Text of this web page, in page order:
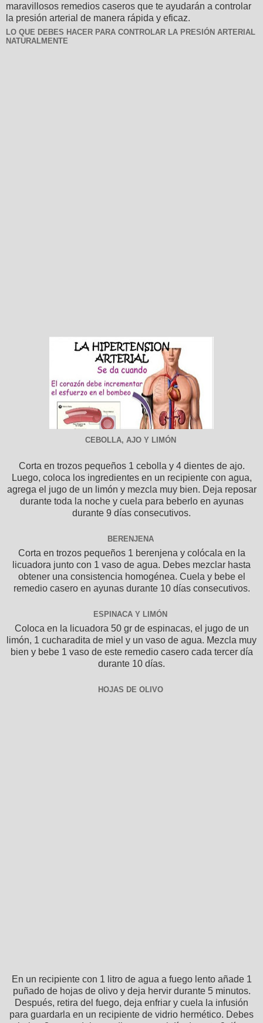
maravillosos remedios caseros que te ayudarán a controlar
la presión arterial de manera rápida y eficaz.
LO QUE DEBES HACER PARA CONTROLAR LA PRESIÓN ARTERIAL
NATURALMENTE
CEBOLLA, AJO Y LIMÓN
Corta en trozos pequeños 1 cebolla y 4 dientes de ajo.
Luego, coloca los ingredientes en un recipiente con agua,
agrega el jugo de un limón y mezcla muy bien. Deja reposar
durante toda la noche y cuela para beberlo en ayunas
durante 9 días consecutivos.
BERENJENA
Corta en trozos pequeños 1 berenjena y colócala en la
licuadora junto con 1 vaso de agua. Debes mezclar hasta
obtener una consistencia homogénea. Cuela y bebe el
remedio casero en ayunas durante 10 días consecutivos.
ESPINACA Y LIMÓN
Coloca en la licuadora 50 gr de espinacas, el jugo de un
limón, 1 cucharadita de miel y un vaso de agua. Mezcla muy
bien y bebe 1 vaso de este remedio casero cada tercer día
durante 10 días.
HOJAS DE OLIVO
En un recipiente con 1 litro de agua a fuego lento añade 1
puñado de hojas de olivo y deja hervir durante 5 minutos.
Después, retira del fuego, deja enfriar y cuela la infusión
para guardarla en un recipiente de vidrio hermético. Debes